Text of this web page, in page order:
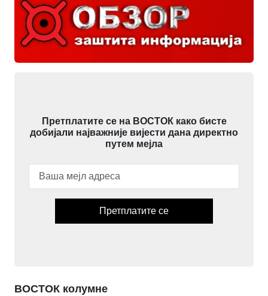
Претплатите се на ВОСТОК како бисте
добијали најважније вијести дана директно
путем мејла
Претплатите се
ВОСТОК колумне